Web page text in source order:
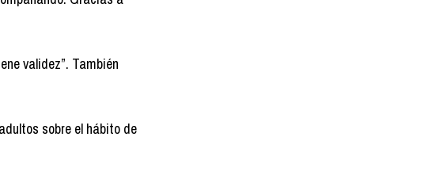
validez”. También
sobre el hábito de